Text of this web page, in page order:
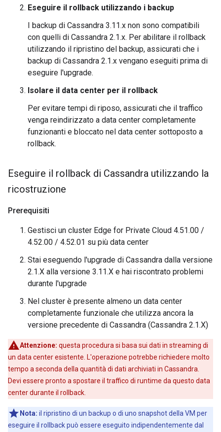
Eseguire il rollback utilizzando i backup
I backup di Cassandra 3.11.x non sono compatibili
con quelli di Cassandra 2.1.x. Per abilitare il rollback
utilizzando il ripristino del backup, assicurati che i
backup di Cassandra 2.1.x vengano eseguiti prima di
eseguire l'upgrade.
Isolare il data center per il rollback
Per evitare tempi di riposo, assicurati che il traffico
venga reindirizzato a data center completamente
funzionanti e bloccato nel data center sottoposto a
rollback.
Eseguire il rollback di Cassandra utilizzando la
ricostruzione
Prerequisiti
Gestisci un cluster Edge for Private Cloud 4.51.00 /
4.52.00 / 4.52.01 su più data center
Stai eseguendo l'upgrade di Cassandra dalla versione
2.1.X alla versione 3.11.X e hai riscontrato problemi
durante l'upgrade
Nel cluster è presente almeno un data center
completamente funzionale che utilizza ancora la
versione precedente di Cassandra (Cassandra 2.1.X)
Attenzione: questa procedura si basa sui dati in streaming di
un data center esistente. L'operazione potrebbe richiedere molto
tempo a seconda della quantità di dati archiviati in Cassandra.
Devi essere pronto a spostare il traffico di runtime da questo data
center durante il rollback.
Nota: il ripristino di un backup o di uno snapshot della VM per
eseguire il rollback può essere eseguito indipendentemente dal